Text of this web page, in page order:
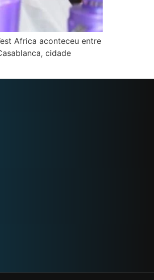
Africa aconteceu entre
cidade